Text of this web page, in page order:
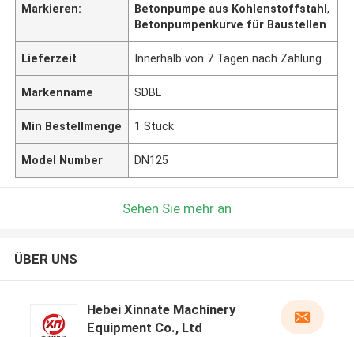
Markieren:
Betonpumpe aus Kohlenstoffstahl,
Betonpumpenkurve für Baustellen
Lieferzeit Innerhalb von 7 Tagen nach Zahlung
Markenname SDBL
Min Bestellmenge 1 Stück
Model Number DN125
Sehen Sie mehr an
ÜBER UNS
Hebei Xinnate Machinery
Equipment Co., Ltd